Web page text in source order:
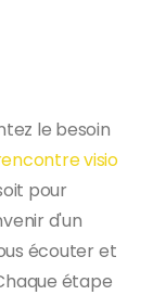
le besoin
visio
pour
d'un
écouter et
étape